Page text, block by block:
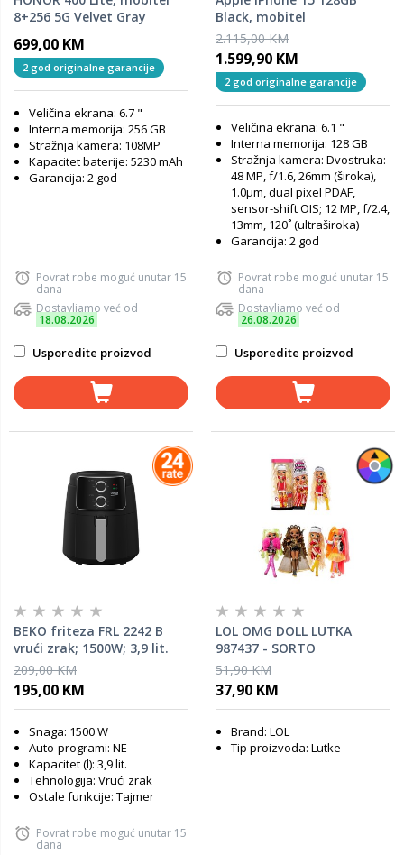
8+256 5G Velvet Gray
699,00 KM
2 god originalne garancije
Veličina ekrana: 6.7 "
Interna memorija: 256 GB
Stražnja kamera: 108MP
Kapacitet baterije: 5230 mAh
Garancija: 2 god
Povrat robe moguć unutar 15
dana
Dostavljamo već od
18.08.2026
Usporedite proizvod
Black, mobitel
2.115,00 KM
1.599,90 KM
2 god originalne garancije
Veličina ekrana: 6.1 "
Interna memorija: 128 GB
Stražnja kamera: Dvostruka:
48 MP, f/1.6, 26mm (široka),
1.0µm, dual pixel PDAF,
sensor-shift OIS; 12 MP, f/2.4,
13mm, 120˚ (ultraširoka)
Garancija: 2 god
Povrat robe moguć unutar 15
dana
Dostavljamo već od
26.08.2026
Usporedite proizvod
BEKO friteza FRL 2242 B
vrući zrak; 1500W; 3,9 lit.
209,00 KM
195,00 KM
Snaga: 1500 W
Auto-programi: NE
Kapacitet (l): 3,9 lit.
Tehnologija: Vrući zrak
Ostale funkcije: Tajmer
Povrat robe moguć unutar 15
dana
LOL OMG DOLL LUTKA
987437 - SORTO
51,90 KM
37,90 KM
Brand: LOL
Tip proizvoda: Lutke